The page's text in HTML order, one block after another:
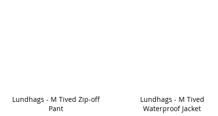
Lundhags - M Tived Zip-off
Pant
Lundhags - M Tived
Waterproof Jacket